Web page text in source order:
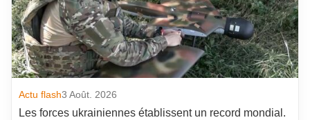
Actu flash3 Août. 2026
Les forces ukrainiennes établissent un record mondial.